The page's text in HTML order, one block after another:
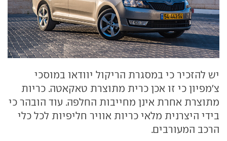
יש להזכיר כי במסגרת הריקול יוודאו במוסכי
צ'מפיון כי זו אכן כרית מתוצרת טאקאטה. כריות
מתוצרת אחרת אינן מחייבות החלפה. עוד הובהר כי
בידי היצרנית מלאי כריות אוויר חליפיות לכל כלי
הרכב המעורבים.